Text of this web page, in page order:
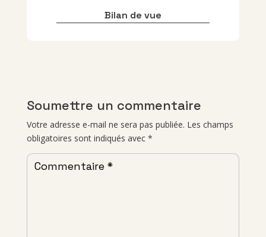
Bilan de vue
Soumettre un commentaire
Votre adresse e-mail ne sera pas publiée. Les champs
obligatoires sont indiqués avec *